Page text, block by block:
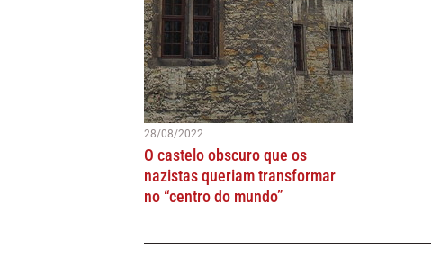
28/08/2022
O castelo obscuro que os
nazistas queriam transformar
no “centro do mundo”